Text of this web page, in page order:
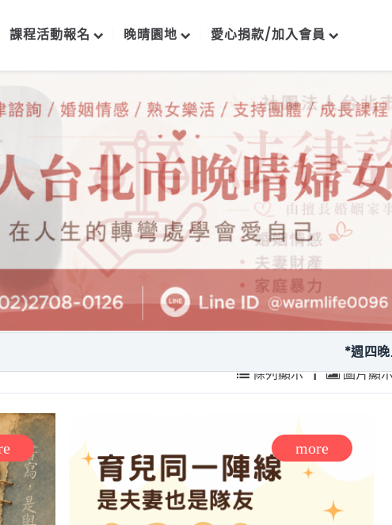
課程活動報名 晚晴園地 愛心捐款/加入會員
*週四晚上每月
條列顯示 | 圖片顯